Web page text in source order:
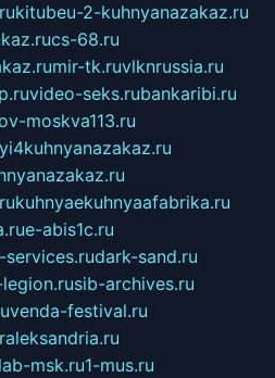
kitubeu-2-kuhnyanazakaz.ru
cs-68.ru
mir-tk.ruvlknrussia.ru
video-seks.rubankaribi.ru
moskva113.ru
kuhnyaekuhnyaafabrika.ru
e-abis1c.ru
services.rudark-sand.ru
sib-archives.ru
venda-festival.ru
msk.ru1-mus.ru